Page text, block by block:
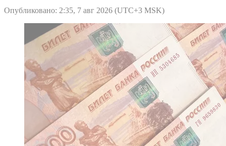
Опубликовано: 2:35, 7 авг 2026 (UTC+3 MSK)